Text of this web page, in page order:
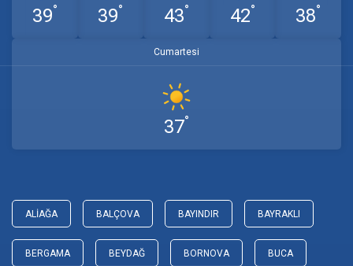
39° 39° 43° 42° 38°
Cumartesi
37°
ALIAĞA BALÇOVA BAYINDIR BAYRAKLI
BERGAMA BEYDAĞ BORNOVA BUCA